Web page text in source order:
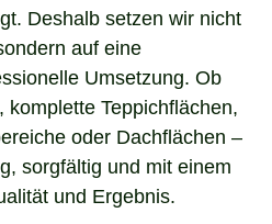
Deshalb setzen wir nicht
auf eine
Umsetzung. Ob
Teppichflächen,
oder Dachflächen –
sorgfältig und mit einem
und Ergebnis.